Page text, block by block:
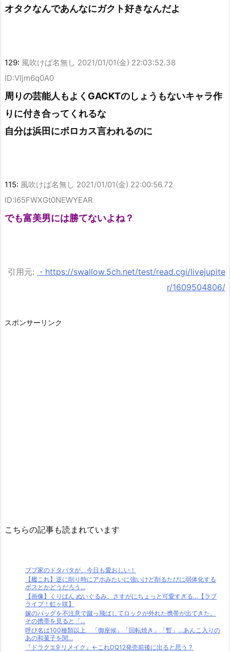
オタクなんであんなにガクト好きなんだよ
129: 風吹けば名無し 2021/01/01(金) 22:03:52.38
ID:VIjm6q0A0
周りの芸能人もよくGACKTのしょうもないキャラ作
りに付き合ってくれるな
自分は浜田にボロカス言われるのに
115: 風吹けば名無し 2021/01/01(金) 22:00:56.72
ID:I65FWXGt0NEWYEAR
でも富美男には勝てないよね？
引用元:
・https://swallow.5ch.net/test/read.cgi/livejupite
r/1609504806/
スポンサーリンク
こちらの記事も読まれています
ブブ家のドタバタが、今日も愛おしい！
【艦これ】逆に削り時にアホみたいに強いけど削るたびに弱体化する
ボスとかどうだろう...
【画像】くりぱん ぬいぐるみ、さすがにちょっと可愛すぎる…【ラブ
ライブ！虹ヶ咲】
嫁のバッグを不注意で蹴っ飛ばしてロックが外れた携帯が出てきた。
その携帯を見ると「...
呼び名は100種類以上 「御座候」「回転焼き」「暫」…あんこ入りの
あの和菓子を関...
『ドラクエ9 リメイク』←これDQ12発売前後に出ると思う？